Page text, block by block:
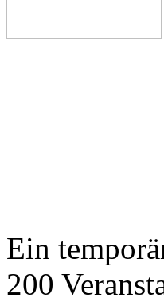
Ein
200